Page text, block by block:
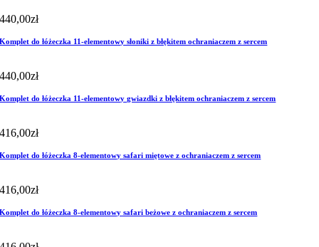
440,00zł
Komplet do łóżeczka 11-elementowy słoniki z błękitem ochraniaczem z sercem
440,00zł
Komplet do łóżeczka 11-elementowy gwiazdki z błękitem ochraniaczem z sercem
416,00zł
Komplet do łóżeczka 8-elementowy safari miętowe z ochraniaczem z sercem
416,00zł
Komplet do łóżeczka 8-elementowy safari beżowe z ochraniaczem z sercem